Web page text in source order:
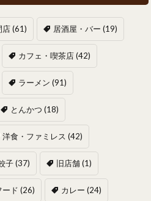
店(61) 居酒屋・バー (19)
カフェ・喫茶店(42)
ラーメン (91)
とんかつ (18)
洋食・ファミレス (42)
子(37) 旧店舗(1)
ード (26) カレー (24)